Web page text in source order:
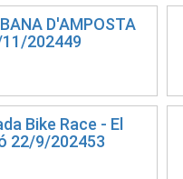
D'AMPOSTA
202449
Bike Race - El
22/9/202453